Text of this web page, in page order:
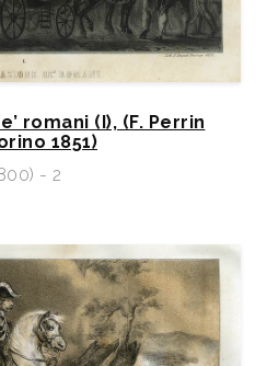
romani (I), (F. Perrin
1851)
- 2